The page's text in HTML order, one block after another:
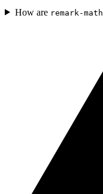
How are remark-math